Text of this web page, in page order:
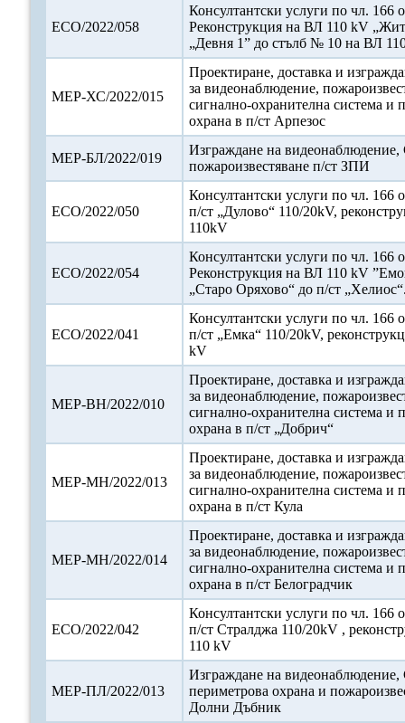
ЕСО/2022/058
Консултантски услуги по чл. 166
Реконструкция на ВЛ 110 kV
„Девня 1” до стълб № 10 на ВЛ
МЕР-ХС/2022/015
Проектиране, доставка и
за видеонаблюдение,
сигнално-охранителна система и
охрана в п/ст Арпезос
МЕР-БЛ/2022/019
Изграждане на
пожароизвестяване п/ст ЗПИ
ЕСО/2022/050
Консултантски услуги по чл. 166
п/ст „Дулово“ 110/20kV,
110kV
ЕСО/2022/054
Консултантски услуги по чл. 166
Реконструкция на ВЛ 110 kV
„Старо Оряхово“ до п/ст
ЕСО/2022/041
Консултантски услуги по чл. 166
п/ст „Емка“ 110/20kV,
kV
МЕР-ВН/2022/010
Проектиране, доставка и
за видеонаблюдение,
сигнално-охранителна система и
охрана в п/ст „Добрич“
МЕР-МН/2022/013
Проектиране, доставка и
за видеонаблюдение,
сигнално-охранителна система и
охрана в п/ст Кула
МЕР-МН/2022/014
Проектиране, доставка и
за видеонаблюдение,
сигнално-охранителна система и
охрана в п/ст Белоградчик
ЕСО/2022/042
Консултантски услуги по чл. 166
п/ст Стралджа 110/20kV ,
110 kV
МЕР-ПЛ/2022/013
Изграждане на
периметрова охрана и
Долни Дъбник